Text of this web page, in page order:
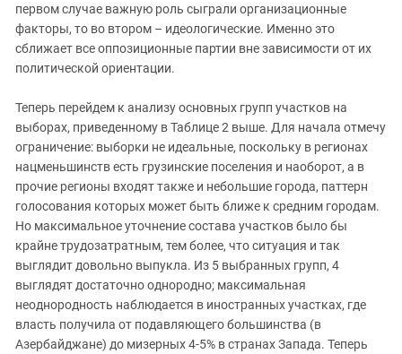
первом случае важную роль сыграли организационные
факторы, то во втором – идеологические. Именно это
сближает все оппозиционные партии вне зависимости от их
политической ориентации.
Теперь перейдем к анализу основных групп участков на
выборах, приведенному в Таблице 2 выше. Для начала отмечу
ограничение: выборки не идеальные, поскольку в регионах
нацменьшинств есть грузинские поселения и наоборот, а в
прочие регионы входят также и небольшие города, паттерн
голосования которых может быть ближе к средним городам.
Но максимальное уточнение состава участков было бы
крайне трудозатратным, тем более, что ситуация и так
выглядит довольно выпукла. Из 5 выбранных групп, 4
выглядят достаточно однородно; максимальная
неоднородность наблюдается в иностранных участках, где
власть получила от подавляющего большинства (в
Азербайджане) до мизерных 4-5% в странах Запада. Теперь